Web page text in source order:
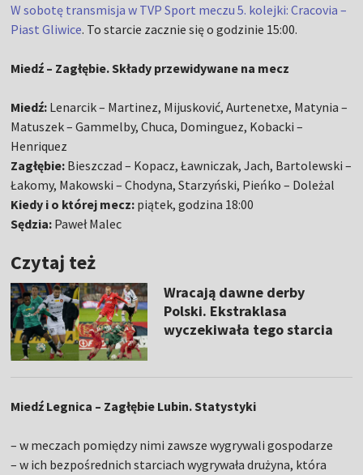
W sobotę transmisja w TVP Sport meczu 5. kolejki: Cracovia –
Piast Gliwice. To starcie zacznie się o godzinie 15:00.
Miedź – Zagłębie. Składy przewidywane na mecz
Miedź: Lenarcik – Martinez, Mijusković, Aurtenetxe, Matynia –
Matuszek – Gammelby, Chuca, Dominguez, Kobacki –
Henriquez
Zagłębie: Bieszczad – Kopacz, Ławniczak, Jach, Bartolewski –
Łakomy, Makowski – Chodyna, Starzyński, Pieńko – Doleżal
Kiedy i o której mecz: piątek, godzina 18:00
Sędzia: Paweł Malec
Czytaj też
Wracają dawne derby
Polski. Ekstraklasa
wyczekiwała tego starcia
Miedź Legnica – Zagłębie Lubin. Statystyki
– w meczach pomiędzy nimi zawsze wygrywali gospodarze
– w ich bezpośrednich starciach wygrywała drużyna, która